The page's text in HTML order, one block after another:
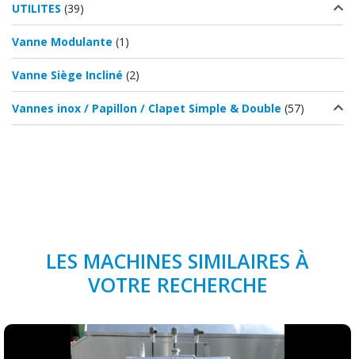
UTILITES (39)
Vanne Modulante (1)
Vanne Siège Incliné (2)
Vannes inox / Papillon / Clapet Simple & Double (57)
LES MACHINES SIMILAIRES À
VOTRE RECHERCHE